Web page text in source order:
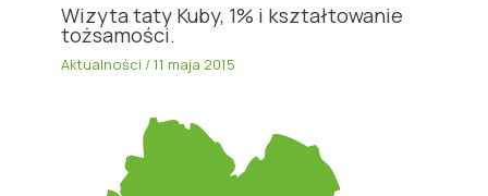
Wizyta taty Kuby, 1% i kształtowanie
tożsamości.
Aktualności /11 maja 2015